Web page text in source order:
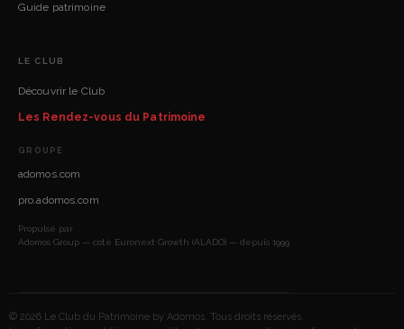
Guide patrimoine
LE CLUB
Découvrir le Club
Les Rendez-vous du Patrimoine
GROUPE
adomos.com
pro.adomos.com
Propulsé par
Adomos Group — coté Euronext Growth (ALADO) — depuis 1999
© 2026 Le Club du Patrimoine by Adomos. Tous droits réservés.